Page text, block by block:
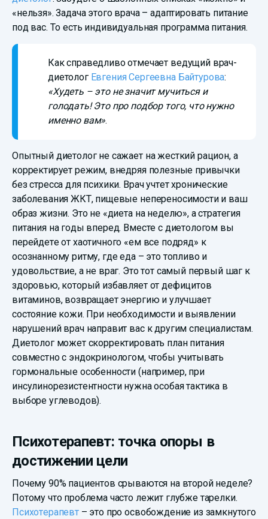
«нельзя». Задача этого врача – адаптировать питание
под вас. То есть индивидуальная программа питания.
Как справедливо отмечает ведущий врач-
диетолог Евгения Сергеевна Байтурова:
«Худеть – это не значит мучиться и
голодать! Это про подбор того, что нужно
именно вам».
Опытный диетолог не сажает на жесткий рацион, а
корректирует режим, внедряя полезные привычки
без стресса для психики. Врач учтет хронические
заболевания ЖКТ, пищевые непереносимости и ваш
образ жизни. Это не «диета на неделю», а стратегия
питания на годы вперед. Вместе с диетологом вы
перейдете от хаотичного «ем все подряд» к
осознанному ритму, где еда – это топливо и
удовольствие, а не враг. Это тот самый первый шаг к
здоровью, который избавляет от дефицитов
витаминов, возвращает энергию и улучшает
состояние кожи. При необходимости и выявлении
нарушений врач направит вас к другим специалистам.
Диетолог может скорректировать план питания
совместно с эндокринологом, чтобы учитывать
гормональные особенности (например, при
инсулинорезистентности нужна особая тактика в
выборе углеводов).
Психотерапевт: точка опоры в
достижении цели
Почему 90% пациентов срываются на второй неделе?
Потому что проблема часто лежит глубже тарелки.
Психотерапевт– это про освобождение из замкнутого